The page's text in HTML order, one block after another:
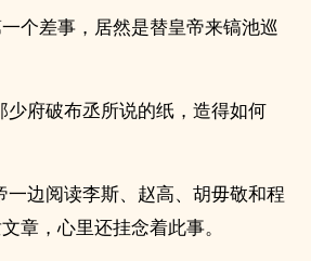
个差事，居然是替皇帝来镐池巡
少府破布丞所说的纸，造得如何
一边阅读李斯、赵高、胡毋敬和程
章，心里还挂念着此事。